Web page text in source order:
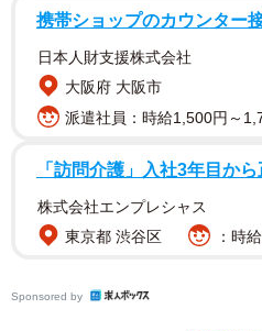
ながらも、仕事だからと勇気
しかし、相手の会社名や部署
ん。担当者からは「社名はき
困る」と言われるものの、何
のです。
携帯ショップのカウンター
日本人財支援株式会社
大阪府 大阪市
派遣社員：時給1,500円～
「訪問介護」入社3年目か
株式会社エンプレシャス
東京都 渋谷区
：時
Sponsored by